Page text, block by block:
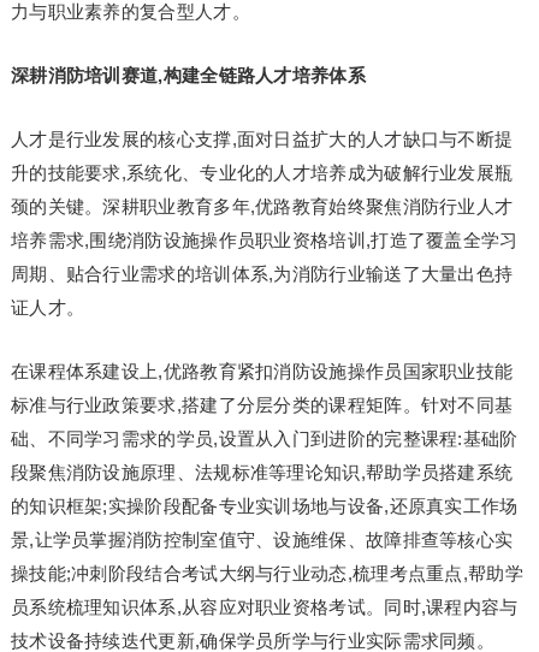
力与职业素养的复合型人才。
深耕消防培训赛道,构建全链路人才培养体系
人才是行业发展的核心支撑,面对日益扩大的人才缺口与不断提
升的技能要求,系统化、专业化的人才培养成为破解行业发展瓶
颈的关键。深耕职业教育多年,优路教育始终聚焦消防行业人才
培养需求,围绕消防设施操作员职业资格培训,打造了覆盖全学习
周期、贴合行业需求的培训体系,为消防行业输送了大量出色持
证人才。
在课程体系建设上,优路教育紧扣消防设施操作员国家职业技能
标准与行业政策要求,搭建了分层分类的课程矩阵。针对不同基
础、不同学习需求的学员,设置从入门到进阶的完整课程:基础阶
段聚焦消防设施原理、法规标准等理论知识,帮助学员搭建系统
的知识框架;实操阶段配备专业实训场地与设备,还原真实工作场
景,让学员掌握消防控制室值守、设施维保、故障排查等核心实
操技能;冲刺阶段结合考试大纲与行业动态,梳理考点重点,帮助学
员系统梳理知识体系,从容应对职业资格考试。同时,课程内容与
技术设备持续迭代更新,确保学员所学与行业实际需求同频。